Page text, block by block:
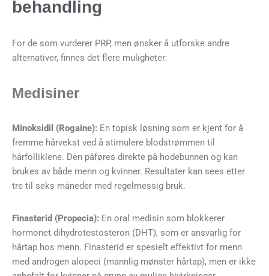
behandling
For de som vurderer PRP, men ønsker å utforske andre
alternativer, finnes det flere muligheter:
Medisiner
Minoksidil (Rogaine): En topisk løsning som er kjent for å
fremme hårvekst ved å stimulere blodstrømmen til
hårfolliklene. Den påføres direkte på hodebunnen og kan
brukes av både menn og kvinner. Resultater kan sees etter
tre til seks måneder med regelmessig bruk.
Finasterid (Propecia): En oral medisin som blokkerer
hormonet dihydrotestosteron (DHT), som er ansvarlig for
hårtap hos menn. Finasterid er spesielt effektivt for menn
med androgen alopeci (mannlig mønster hårtap), men er ikke